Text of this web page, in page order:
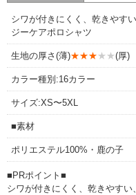
シワが付きにくく、乾きやす
ジーケアポロシャツ
生地の厚さ(薄)★★★★★(厚)
カラー種別:16カラー
サイズ:XS〜5XL
■素材
ポリエステル100%・鹿の子
■PRポイント■
シワが付きにくく、乾きやす